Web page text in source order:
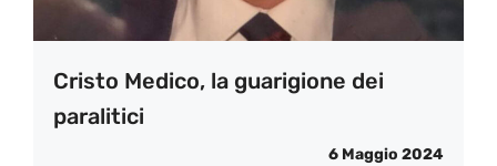
Cristo Medico, la guarigione dei
paralitici
6 Maggio 2024